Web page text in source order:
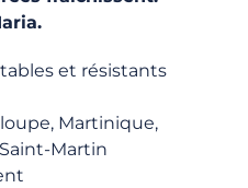
et résistants
Martinique,
Martin